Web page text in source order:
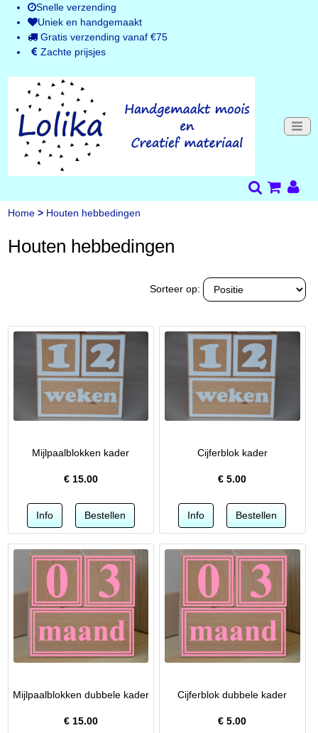
Snelle verzending
Uniek en handgemaakt
Gratis verzending vanaf €75
Zachte prijsjes
Home > Houten hebbedingen
Houten hebbedingen
Sorteer op:
Mijlpaalblokken kader
€ 15.00
Cijferblok kader
€5.00
Mijlpaalblokken dubbele kader
€ 15.00
Cijferblok dubbele kader
€5.00